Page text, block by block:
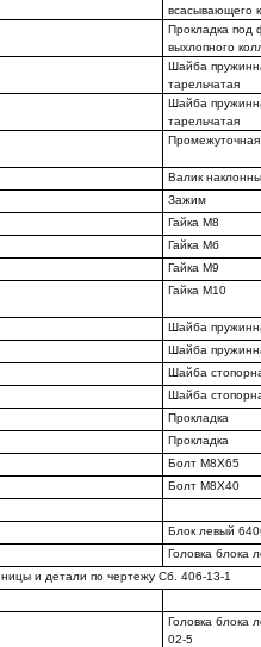
всасывающего
Прокладка под
выхлопного
Шайба
тарельчатая
Шайба
тарельчатая
Промежуточная
Валик
Зажим
Гайка М8
Гайка Мб
Гайка М9
Гайка М10
Шайба
Шайба
Шайба
Шайба
Прокладка
Прокладка
Болт М8Х65
Болт М8Х40
Блок левый
Головка блока
и детали по чертежу Сб. 406-13-1
Головка блока
02-5